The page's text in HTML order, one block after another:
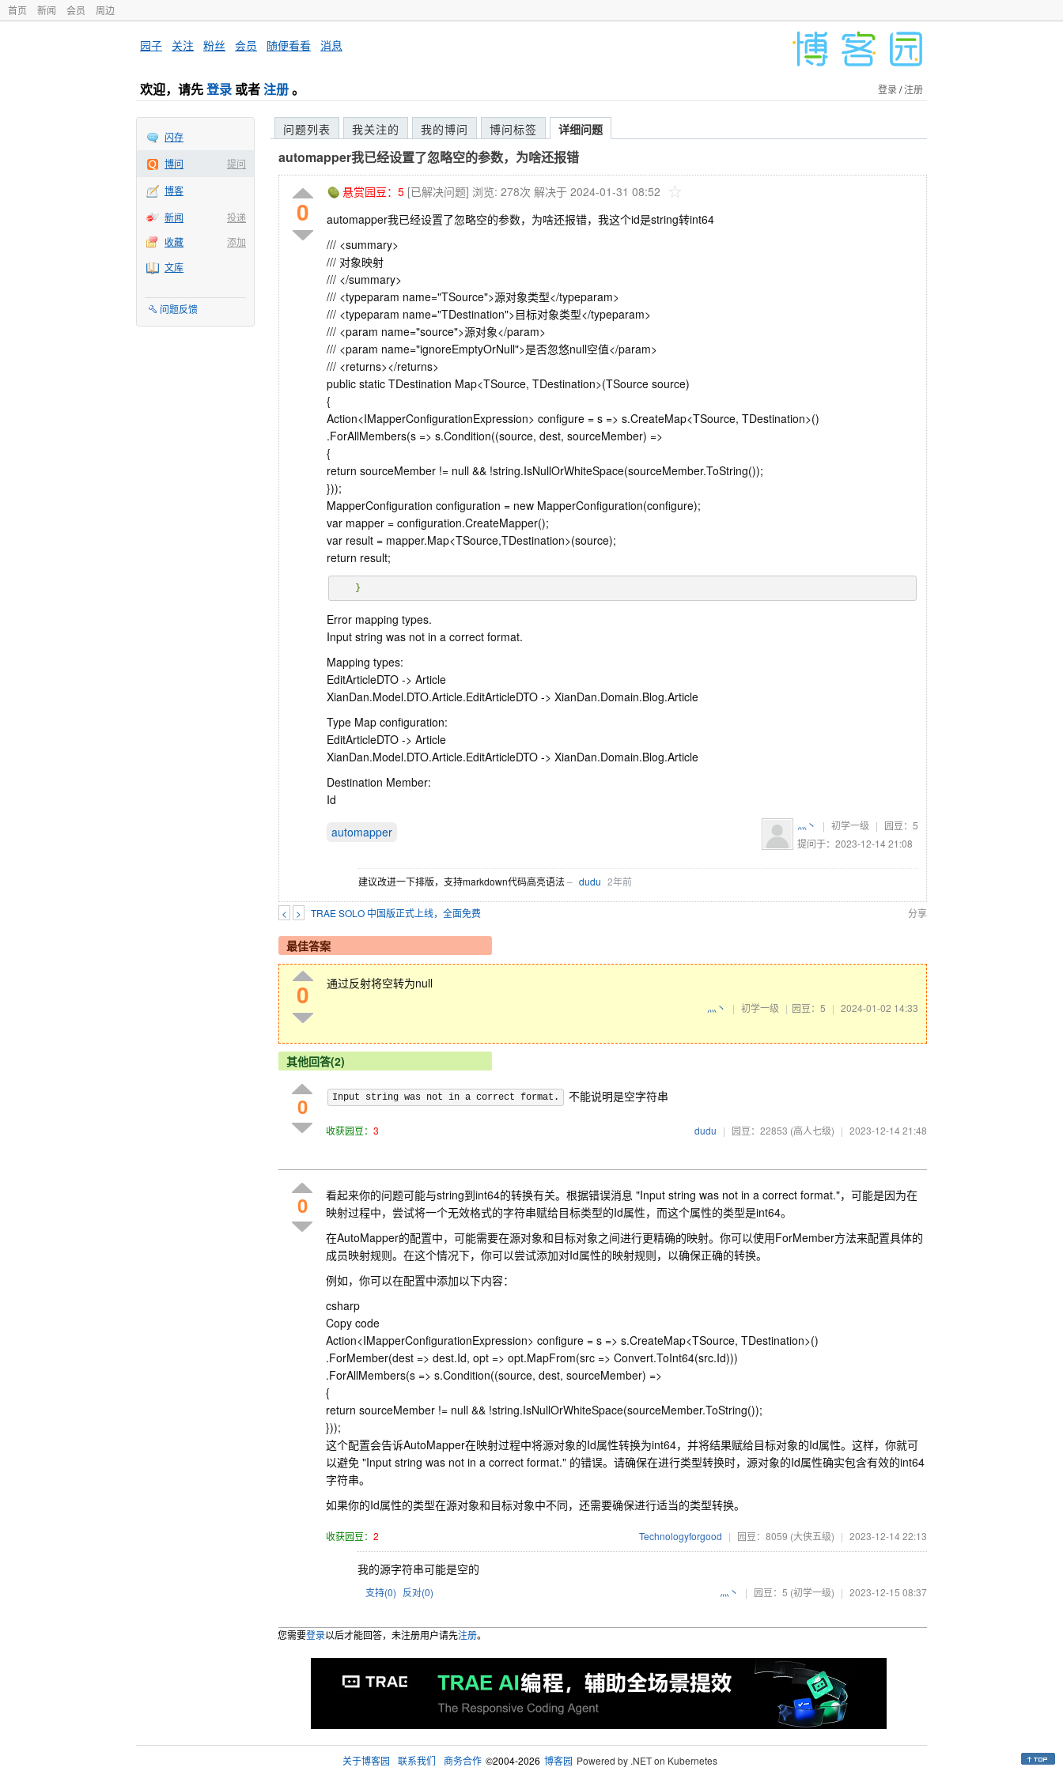
首页 新闻 会员 周边
园子 关注 粉丝 会员 随便看看 消息
欢迎，请先登录 或者注册。 登录/注册
闪存
提问
博问
博客
投递
新闻
添加
收藏
文库
问题反馈
问题列表 我关注的 我的博问 博问标签 详细问题
automapper我已经设置了忽略空的参数，为啥还报错
0
悬赏园豆： 5 [已解决问题] 浏览: 278次 解决于 2024-01-31 08:52
automapper我已经设置了忽略空的参数，为啥还报错，我这个id是string转int64
/// <summary>
/// 对象映射
/// </summary>
/// <typeparam name="TSource">源对象类型</typeparam>
/// <typeparam name="TDestination">目标对象类型</typeparam>
/// <param name="source">源对象</param>
/// <param name="ignoreEmptyOrNull">是否忽悠null空值</param>
/// <returns></returns>
public static TDestination Map<TSource, TDestination>(TSource source)
{
Action<IMapperConfigurationExpression> configure = s => s.CreateMap<TSource, TDestination>()
.ForAllMembers(s => s.Condition((source, dest, sourceMember) =>
{
return sourceMember != null && !string.IsNullOrWhiteSpace(sourceMember.ToString());
}));
MapperConfiguration configuration = new MapperConfiguration(configure);
var mapper = configuration.CreateMapper();
var result = mapper.Map<TSource,TDestination>(source);
return result;
Error mapping types.
Input string was not in a correct format.
Mapping types:
EditArticleDTO -> Article
XianDan.Model.DTO.Article.EditArticleDTO -> XianDan.Domain.Blog.Article
Type Map configuration:
EditArticleDTO -> Article
XianDan.Model.DTO.Article.EditArticleDTO -> XianDan.Domain.Blog.Article
Destination Member:
Id
automapper 灬丶 | 初学一级 | 园豆： 5
提问于：2023-12-14 21:08
建议改进一下排版，支持markdown代码高亮语法– dudu 2年前
< > TRAE SOLO 中国版正式上线，全面免费 分享
最佳答案
0 通过反射将空转为null
灬丶 | 初学一级 | 园豆：5 | 2024-01-02 14:33
其他回答(2)
0 Input string was not in a correct format. 不能说明是空字符串
收获园豆： 3 dudu | 园豆：22853 (高人七级) | 2023-12-14 21:48
0
看起来你的问题可能与string到int64的转换有关。根据错误消息 "Input string was not in a correct format."，可能是因为在
映射过程中，尝试将一个无效格式的字符串赋给目标类型的Id属性，而这个属性的类型是int64。
在AutoMapper的配置中，可能需要在源对象和目标对象之间进行更精确的映射。你可以使用ForMember方法来配置具体的
成员映射规则。在这个情况下，你可以尝试添加对Id属性的映射规则，以确保正确的转换。
例如，你可以在配置中添加以下内容：
csharp
Copy code
Action<IMapperConfigurationExpression> configure = s => s.CreateMap<TSource, TDestination>()
.ForMember(dest => dest.Id, opt => opt.MapFrom(src => Convert.ToInt64(src.Id)))
.ForAllMembers(s => s.Condition((source, dest, sourceMember) =>
{
return sourceMember != null && !string.IsNullOrWhiteSpace(sourceMember.ToString());
}));
这个配置会告诉AutoMapper在映射过程中将源对象的Id属性转换为int64，并将结果赋给目标对象的Id属性。这样，你就可
以避免 "Input string was not in a correct format." 的错误。请确保在进行类型转换时，源对象的Id属性确实包含有效的int64
字符串。
如果你的Id属性的类型在源对象和目标对象中不同，还需要确保进行适当的类型转换。
收获园豆： 2 Technologyforgood | 园豆：8059 (大侠五级) | 2023-12-14 22:13
我的源字符串可能是空的
支持(0) 反对(0) 灬丶 | 园豆：5 (初学一级) | 2023-12-15 08:37
您需要登录以后才能回答，未注册用户请先注册。
关于博客园 联系我们 商务合作 ©2004-2026 博客园 Powered by .NET on Kubernetes